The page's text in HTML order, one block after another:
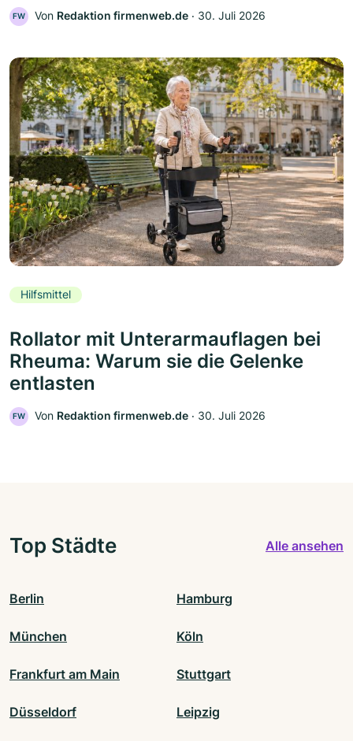
FW Von Redaktion firmenweb.de ‧ 30. Juli 2026
Hilfsmittel
Rollator mit Unterarmauflagen bei
Rheuma: Warum sie die Gelenke
entlasten
FW Von Redaktion firmenweb.de ‧ 30. Juli 2026
Top Städte Alle ansehen
Berlin Hamburg
München Köln
Frankfurt am Main Stuttgart
Düsseldorf Leipzig